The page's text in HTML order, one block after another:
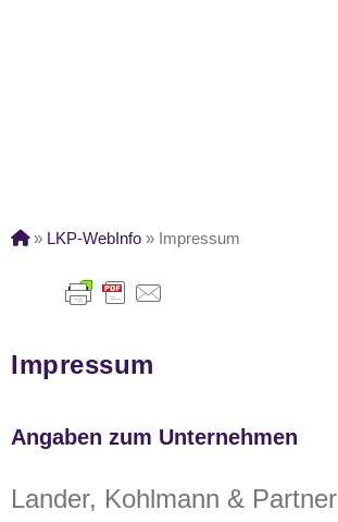
» LKP-WebInfo » Impressum
Impressum
Angaben zum Unternehmen
Lander, Kohlmann & Partner